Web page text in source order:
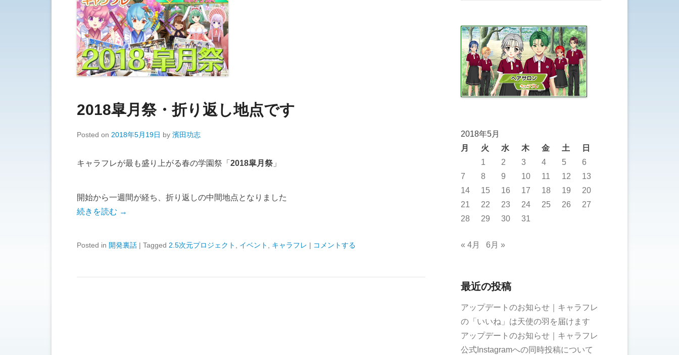
2018皐月祭・折り返し地点です
Posted on 2018年5月19日 by 濱田功志
キャラフレが最も盛り上がる春の学園祭「 2018皐月祭 」
開始から一週間が経ち、折り返しの中間地点となりました
続きを読む →
Posted in 開発裏話 | Tagged 2.5次元プロジェクト イベント キャラフレ | コメントする
2018年5月
月
火 水 木 金 土
日
1
2 3 4 5
6
7
8 9 10 11 12
13
14
15 16 17 18 19
20
21
22 23 24 25 26
27
28
29 30 31
« 4月 6月 »
最近の投稿
アップデートのお知らせ｜キャラフレ
の「いいね」は天使の羽を届けます
アップデートのお知らせ｜キャラフレ
公式Instagramへの同時投稿について